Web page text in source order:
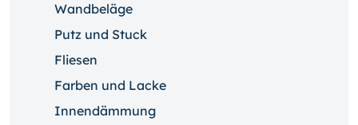
Wandbeläge
Putz und Stuck
Fliesen
Farben und Lacke
Innendämmung